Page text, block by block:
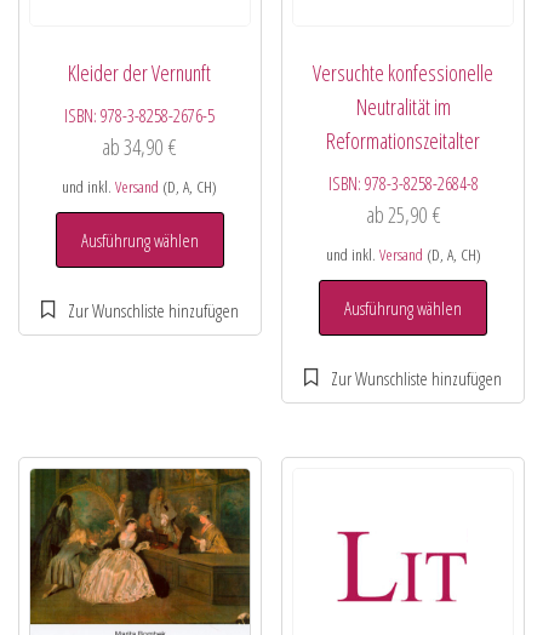
Kleider der Vernunft
ISBN:978-3-8258-2676-5
ab34,90€
und inkl.Versand (D, A, CH)
Ausführung wählen
Versuchte konfessionelle
Neutralität im
Reformationszeitalter
ISBN: 978-3-8258-2684-8
ab25,90 €
und inkl. Versand (D, A, CH)
Ausführung wählen